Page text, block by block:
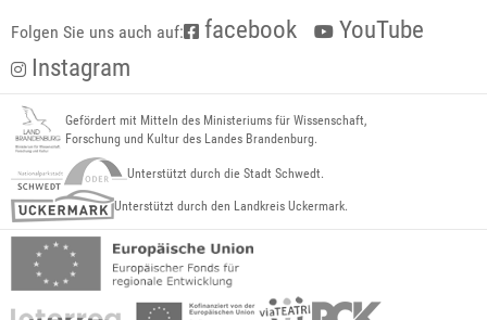
Folgen Sie uns auch auf: facebook
YouTube
Instagram
Gefördert mit Mitteln des Ministeriums für Wissenschaft,
Forschung und Kultur des Landes Brandenburg.
Unterstützt durch die Stadt Schwedt.
Unterstützt durch den Landkreis Uckermark.